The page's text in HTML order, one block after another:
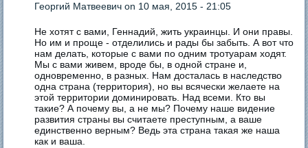
Георгий Матвеевич on 10 мая, 2015 - 21:05
Не хотят с вами, Геннадий, жить украинцы. И они правы.
Но им и проще - отделились и рады бы забыть. А вот что
нам делать, которые с вами по одним тротуарам ходят.
Мы с вами живем, вроде бы, в одной стране и,
одновременно, в разных. Нам досталась в наследство
одна страна (территория), но вы всячески желаете на
этой территории доминировать. Над всеми. Кто вы
такие? А почему вы, а не мы? Почему наше видение
развития страны вы считаете преступным, а ваше
единственно верным? Ведь эта страна такая же наша
как и ваша.